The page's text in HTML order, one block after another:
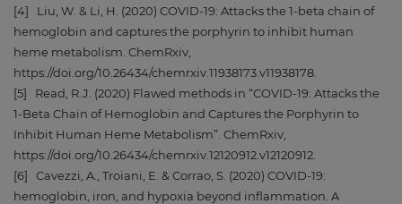
[4] Liu, W. & Li, H. (2020) COVID‐19: Attacks the 1‐beta chain of
hemoglobin and captures the porphyrin to inhibit human
heme metabolism. ChemRxiv,
https://doi.org/10.26434/chemrxiv.11938173.v11938178.
[5] Read, R.J. (2020) Flawed methods in “COVID-19: Attacks the
1-Beta Chain of Hemoglobin and Captures the Porphyrin to
Inhibit Human Heme Metabolism”. ChemRxiv,
https://doi.org/10.26434/chemrxiv.12120912.v12120912.
[6] Cavezzi, A., Troiani, E. & Corrao, S. (2020) COVID-19:
hemoglobin, iron, and hypoxia beyond inflammation. A